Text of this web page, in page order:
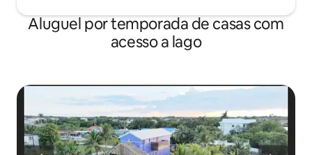
Aluguel por temporada de casas com
acesso a lago